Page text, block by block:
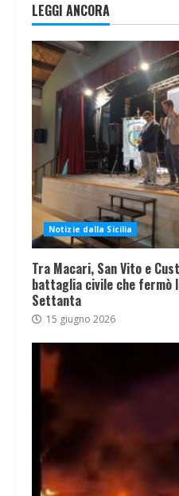
LEGGI ANCORA
Notizie dalla Sicilia
Tra Macari, San Vito e
battaglia civile che fermò
Settanta
15 giugno 2026